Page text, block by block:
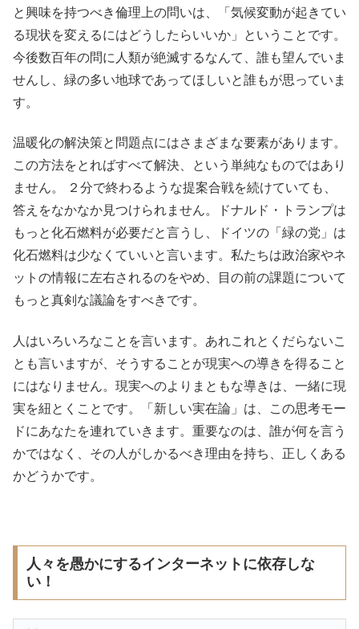
と興味を持つべき倫理上の問いは、「気候変動が起きてい
る現状を変えるにはどうしたらいいか」ということです。
今後数百年の問に人類が絶滅するなんて、誰も望んでいま
せんし、緑の多い地球であってほしいと誰もが思っていま
す。
温暖化の解決策と問題点にはさまざまな要素があります。
この方法をとればすべて解決、という単純なものではあり
ません。 ２分で終わるような提案合戦を続けていても、
答えをなかなか見つけられません。ドナルド・トランプは
もっと化石燃料が必要だと言うし、ドイツの「緑の党」は
化石燃料は少なくていいと言います。私たちは政治家やネ
ットの情報に左右されるのをやめ、目の前の課題について
もっと真剣な議論をすべきです。
人はいろいろなことを言います。あれこれとくだらないこ
とも言いますが、そうすることが現実への導きを得ること
にはなりません。現実へのよりまともな導きは、一緒に現
実を紐とくことです。「新しい実在論」は、この思考モー
ドにあなたを連れていきます。重要なのは、誰が何を言う
かではなく、その人がしかるべき理由を持ち、正しくある
かどうかです。
人々を愚かにするインターネットに依存しな
い！